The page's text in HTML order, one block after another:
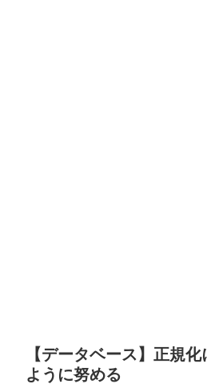
【データベース】正規
ように努める